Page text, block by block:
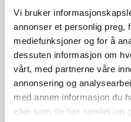
Vi bruker
annonser et personlig preg,
mediefunksjoner og for å
dessuten informasjon om
vårt, med partnerne våre
annonsering og
med annen informasjon du
eller som de har samlet inn
Skvettlapper